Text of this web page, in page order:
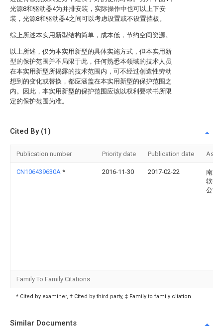
光源8和驱动器4为并排安装，实际操作中也可以上下安
装，光源8和驱动器4之间可以考虑设置或不设置挡板。
综上所述本实用新型结构简单，成本低，节约空间资源。
以上所述，仅为本实用新型的具体实施方式，但本实用新
型的保护范围并不局限于此，任何熟悉本领域的技术人员
在本实用新型所揭露的技术范围内，可不经过创造性劳动
想到的变化或替换，都应涵盖在本实用新型的保护范围之
内。因此，本实用新型的保护范围应该以权利要求书所限
定的保护范围为准。
Cited By (1)
Publication number Priority date Publication date
CN106439630A * 2016-11-30 2017-02-22
南京
软件
公司
Family To Family Citations
* Cited by examiner, † Cited by third party, ‡ Family to family citation
Similar Documents